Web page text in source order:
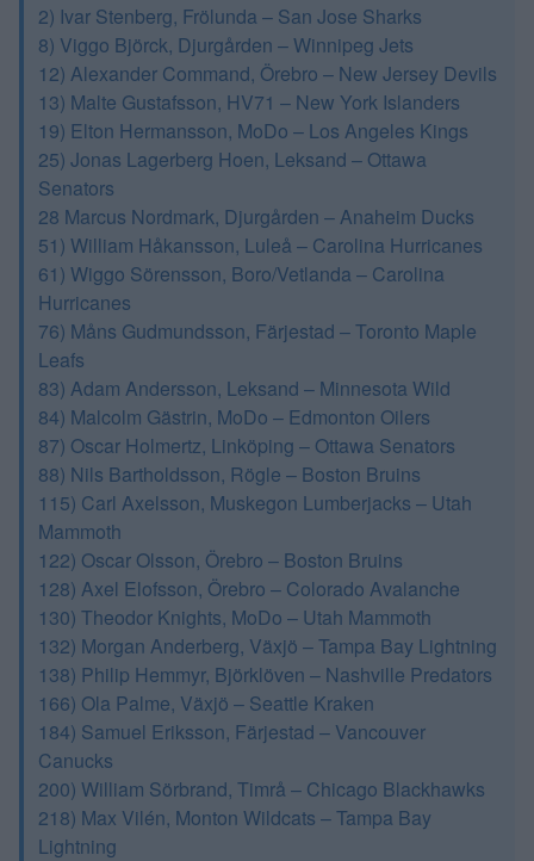
2) Ivar Stenberg, Frölunda – San Jose Sharks
8) Viggo Björck, Djurgården – Winnipeg Jets
12) Alexander Command, Örebro – New Jersey Devils
13) Malte Gustafsson, HV71 – New York Islanders
19) Elton Hermansson, MoDo – Los Angeles Kings
25) Jonas Lagerberg Hoen, Leksand – Ottawa
Senators
28 Marcus Nordmark, Djurgården – Anaheim Ducks
51) William Håkansson, Luleå – Carolina Hurricanes
61) Wiggo Sörensson, Boro/Vetlanda – Carolina
Hurricanes
76) Måns Gudmundsson, Färjestad – Toronto Maple
Leafs
83) Adam Andersson, Leksand – Minnesota Wild
84) Malcolm Gästrin, MoDo – Edmonton Oilers
87) Oscar Holmertz, Linköping – Ottawa Senators
88) Nils Bartholdsson, Rögle – Boston Bruins
115) Carl Axelsson, Muskegon Lumberjacks – Utah
Mammoth
122) Oscar Olsson, Örebro – Boston Bruins
128) Axel Elofsson, Örebro – Colorado Avalanche
130) Theodor Knights, MoDo – Utah Mammoth
132) Morgan Anderberg, Växjö – Tampa Bay Lightning
138) Philip Hemmyr, Björklöven – Nashville Predators
166) Ola Palme, Växjö – Seattle Kraken
184) Samuel Eriksson, Färjestad – Vancouver
Canucks
200) William Sörbrand, Timrå – Chicago Blackhawks
218) Max Vilén, Monton Wildcats – Tampa Bay
Lightning